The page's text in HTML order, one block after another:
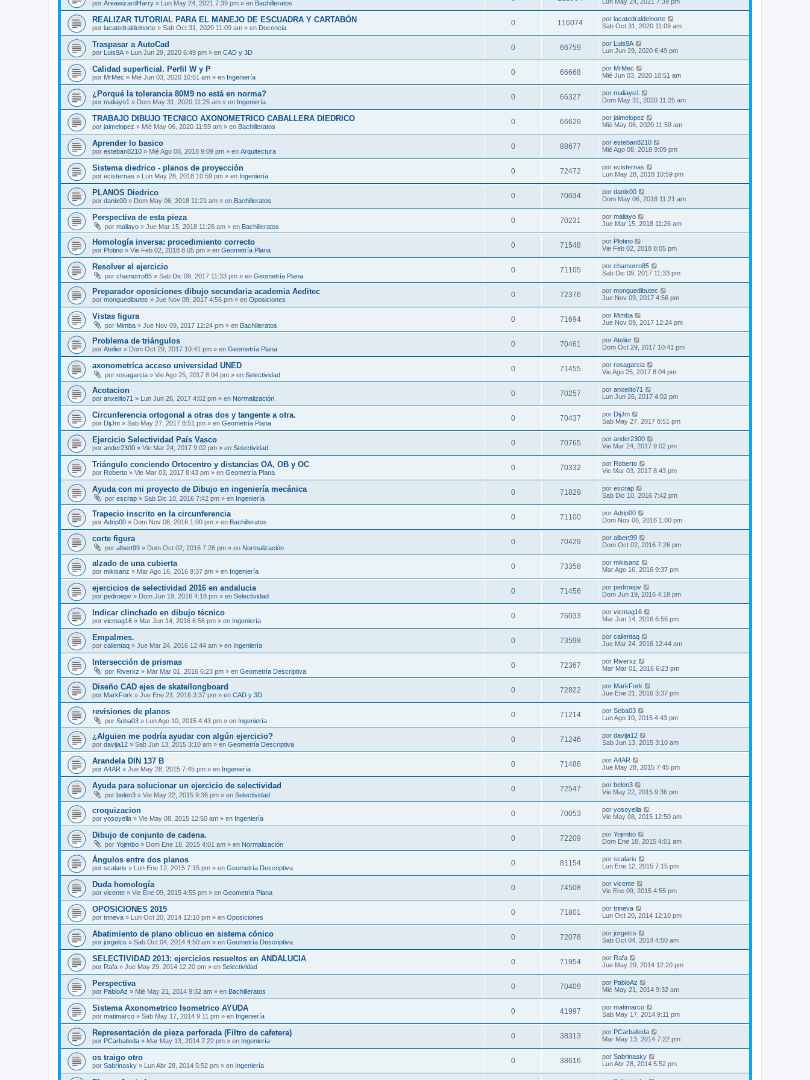
por AreawizardHarry » Lun May 24, 2021 7:39 pm » en Bachilleratos
REALIZAR TUTORIAL PARA EL MANEJO DE ESCUADRA Y CARTABÓN
por lacatedraldelnorte » Sab Oct 31, 2020 11:09 am » en Docencia
0 116074 por lacatedraldelnorte
Sab Oct 31, 2020 11:09 am
Traspasar a AutoCad
por Luis9A » Lun Jun 29, 2020 6:49 pm » en CAD y 3D
0 66759 por Luis9A
Lun Jun 29, 2020 6:49 pm
Calidad superficial. Perfil W y P
por MrMec » Mié Jun 03, 2020 10:51 am » en Ingeniería
0 66668 por MrMec
Mié Jun 03, 2020 10:51 am
¿Porqué la tolerancia 80M9 no está en norma?
por maliayo1 » Dom May 31, 2020 11:25 am » en Ingeniería
0 66327 por maliayo1
Dom May 31, 2020 11:25 am
TRABAJO DIBUJO TECNICO AXONOMETRICO CABALLERA DIEDRICO
por jaimelopez » Mié May 06, 2020 11:59 am » en Bachilleratos
0 66629 por jaimelopez
Mié May 06, 2020 11:59 am
Aprender lo basico
por esteban8210 » Mié Ago 08, 2018 9:09 pm » en Arquitectura
0 88677 por esteban8210
Mié Ago 08, 2018 9:09 pm
Sistema diedrico - planos de proyección
por ecisternas » Lun May 28, 2018 10:59 pm » en Ingeniería
0 72472 por ecisternas
Lun May 28, 2018 10:59 pm
PLANOS Diedrico
por danix00 » Dom May 06, 2018 11:21 am » en Bachilleratos
0 70034 por danix00
Dom May 06, 2018 11:21 am
Perspectiva de esta pieza
por maliayo » Jue Mar 15, 2018 11:26 am » en Bachilleratos
0 70231 por maliayo
Jue Mar 15, 2018 11:26 am
Homología inversa: procedimiento correcto
por Plotino » Vie Feb 02, 2018 8:05 pm » en Geometría Plana
0 71548 por Plotino
Vie Feb 02, 2018 8:05 pm
Resolver el ejercicio
por chamorro85 » Sab Dic 09, 2017 11:33 pm » en Geometría Plana
0 71105 por chamorro85
Sab Dic 09, 2017 11:33 pm
Preparador oposiciones dibujo secundaria academia Aeditec
por monguedibutec » Jue Nov 09, 2017 4:56 pm » en Oposiciones
0 72376 por monguedibutec
Jue Nov 09, 2017 4:56 pm
Vistas figura
por Mimba » Jue Nov 09, 2017 12:24 pm » en Bachilleratos
0 71694 por Mimba
Jue Nov 09, 2017 12:24 pm
Problema de triángulos
por Atelier » Dom Oct 29, 2017 10:41 pm » en Geometría Plana
0 70461 por Atelier
Dom Oct 29, 2017 10:41 pm
axonometrica acceso universidad UNED
por rosagarcia » Vie Ago 25, 2017 8:04 pm » en Selectividad
0 71455 por rosagarcia
Vie Ago 25, 2017 8:04 pm
Acotacion
por anxelito71 » Lun Jun 26, 2017 4:02 pm » en Normalización
0 70257 por anxelito71
Lun Jun 26, 2017 4:02 pm
Circunferencia ortogonal a otras dos y tangente a otra.
por DijJm » Sab May 27, 2017 8:51 pm » en Geometría Plana
0 70437 por DijJm
Sab May 27, 2017 8:51 pm
Ejercicio Selectividad País Vasco
por ander2300 » Vie Mar 24, 2017 9:02 pm » en Selectividad
0 70765 por ander2300
Vie Mar 24, 2017 9:02 pm
Triángulo conciendo Ortocentro y distancias OA, OB y OC
por Roberto » Vie Mar 03, 2017 8:43 pm » en Geometría Plana
0 70332 por Roberto
Vie Mar 03, 2017 8:43 pm
Ayuda con mi proyecto de Dibujo en ingeniería mecánica
por escrap » Sab Dic 10, 2016 7:42 pm » en Ingeniería
0 71829 por escrap
Sab Dic 10, 2016 7:42 pm
Trapecio inscrito en la circunferencia
por Adrip00 » Dom Nov 06, 2016 1:00 pm » en Bachilleratos
0 71100 por Adrip00
Dom Nov 06, 2016 1:00 pm
corte figura
por albert99 » Dom Oct 02, 2016 7:26 pm » en Normalización
0 70429 por albert99
Dom Oct 02, 2016 7:26 pm
alzado de una cubierta
por mikisanz » Mar Ago 16, 2016 9:37 pm » en Ingeniería
0 73358 por mikisanz
Mar Ago 16, 2016 9:37 pm
ejercicios de selectividad 2016 en andalucia
por pedroepv » Dom Jun 19, 2016 4:18 pm » en Selectividad
0 71456 por pedroepv
Dom Jun 19, 2016 4:18 pm
Indicar clinchado en dibujo técnico
por vicmag16 » Mar Jun 14, 2016 6:56 pm » en Ingeniería
0 76033 por vicmag16
Mar Jun 14, 2016 6:56 pm
Empalmes.
por calientaq » Jue Mar 24, 2016 12:44 am » en Ingeniería
0 73598 por calientaq
Jue Mar 24, 2016 12:44 am
Intersección de prismas
por Riverxz » Mar Mar 01, 2016 6:23 pm » en Geometría Descriptiva
0 72367 por Riverxz
Mar Mar 01, 2016 6:23 pm
Diseño CAD ejes de skate/longboard
por MarkFork » Jue Ene 21, 2016 3:37 pm » en CAD y 3D
0 72822 por MarkFork
Jue Ene 21, 2016 3:37 pm
revisiones de planos
por Seba03 » Lun Ago 10, 2015 4:43 pm » en Ingeniería
0 71214 por Seba03
Lun Ago 10, 2015 4:43 pm
¿Alguien me podría ayudar con algún ejercicio?
por davija12 » Sab Jun 13, 2015 3:10 am » en Geometría Descriptiva
0 71246 por davija12
Sab Jun 13, 2015 3:10 am
Arandela DIN 137 B
por A4AR » Jue May 28, 2015 7:45 pm » en Ingeniería
0 71486 por A4AR
Jue May 28, 2015 7:45 pm
Ayuda para solucionar un ejercicio de selectividad
por belen3 » Vie May 22, 2015 9:36 pm » en Selectividad
0 72547 por belen3
Vie May 22, 2015 9:36 pm
croquizacion
por yosoyella » Vie May 08, 2015 12:50 am » en Ingeniería
0 70053 por yosoyella
Vie May 08, 2015 12:50 am
Dibujo de conjunto de cadena.
por Yojimbo » Dom Ene 18, 2015 4:01 am » en Normalización
0 72209 por Yojimbo
Dom Ene 18, 2015 4:01 am
Ángulos entre dos planos
por scalaris » Lun Ene 12, 2015 7:15 pm » en Geometría Descriptiva
0 81154 por scalaris
Lun Ene 12, 2015 7:15 pm
Duda homología
por vicente » Vie Ene 09, 2015 4:55 pm » en Geometría Plana
0 74508 por vicente
Vie Ene 09, 2015 4:55 pm
OPOSICIONES 2015
por trineva » Lun Oct 20, 2014 12:10 pm » en Oposiciones
0 71801 por trineva
Lun Oct 20, 2014 12:10 pm
Abatimiento de plano oblicuo en sistema cónico
por jorgelcs » Sab Oct 04, 2014 4:50 am » en Geometría Descriptiva
0 72078 por jorgelcs
Sab Oct 04, 2014 4:50 am
SELECTIVIDAD 2013: ejercicios resueltos en ANDALUCIA
por Rafa » Jue May 29, 2014 12:20 pm » en Selectividad
0 71954 por Rafa
Jue May 29, 2014 12:20 pm
Perspectiva
por PabloAz » Mié May 21, 2014 9:32 am » en Bachilleratos
0 70409 por PabloAz
Mié May 21, 2014 9:32 am
Sistema Axonometrico Isometrico AYUDA
por matimarco » Sab May 17, 2014 9:11 pm » en Ingeniería
0 41997 por matimarco
Sab May 17, 2014 9:11 pm
Representación de pieza perforada (Filtro de cafetera)
por PCarballeda » Mar May 13, 2014 7:22 pm » en Ingeniería
0 38313 por PCarballeda
Mar May 13, 2014 7:22 pm
os traigo otro
por Sabrinasky » Lun Abr 28, 2014 5:52 pm » en Ingeniería
0 38616 por Sabrinasky
Lun Abr 28, 2014 5:52 pm